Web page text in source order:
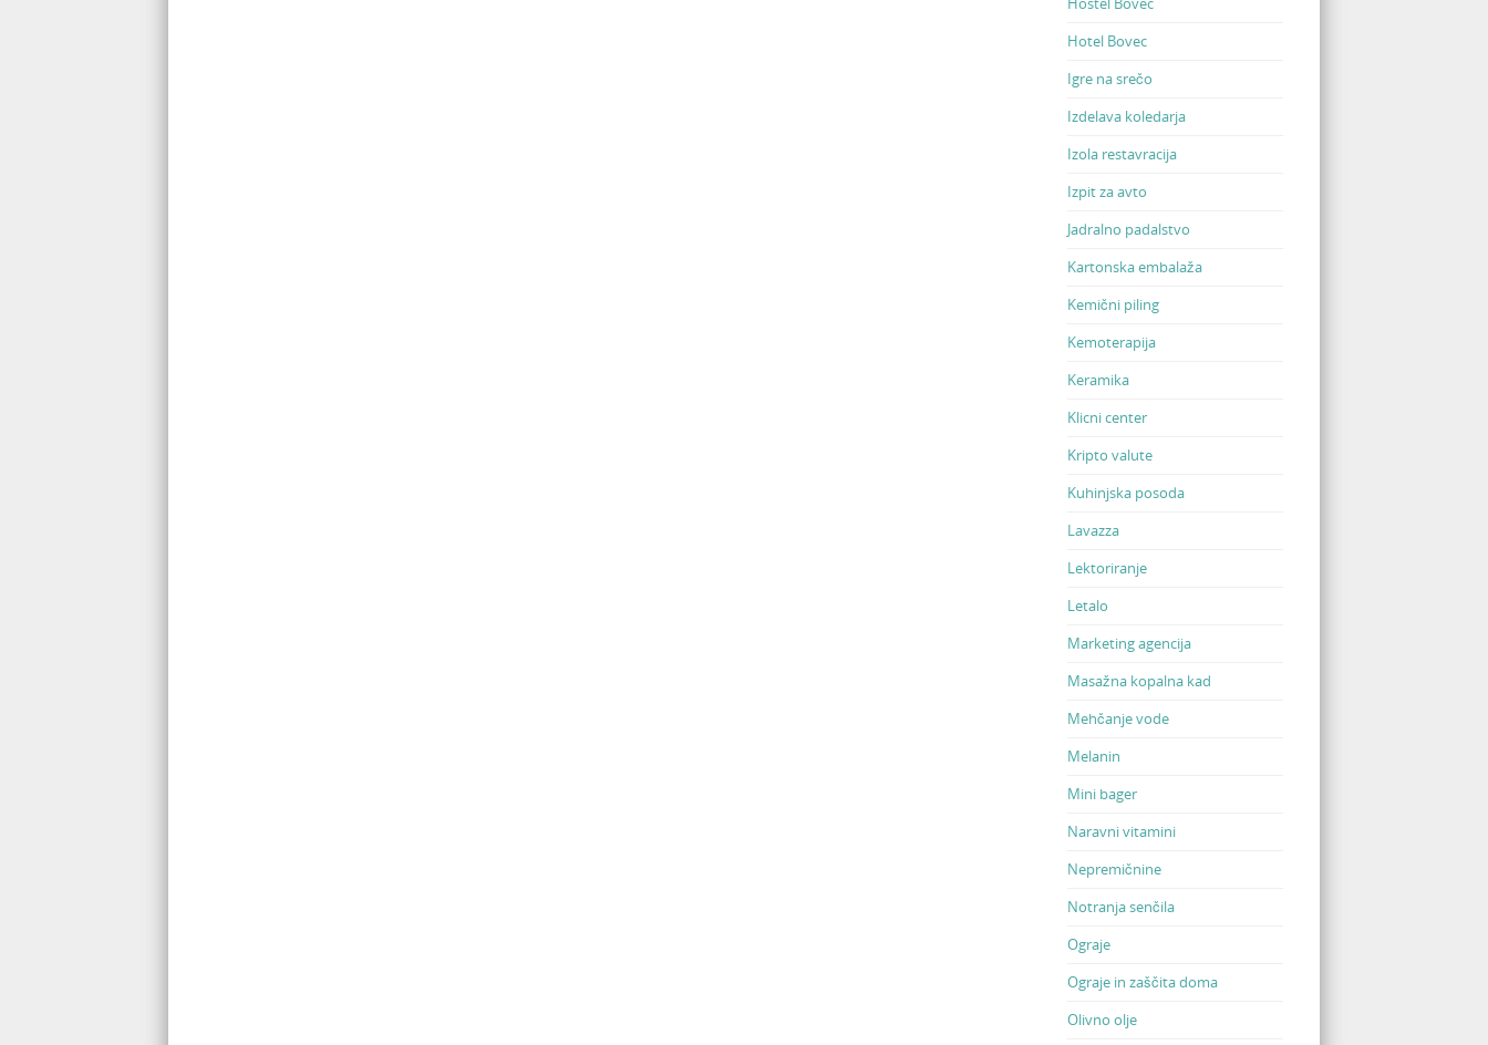
Hotel Bovec
Igre na srečo
Izdelava koledarja
Izola restavracija
Izpit za avto
Jadralno padalstvo
Kartonska embalaža
Kemični piling
Kemoterapija
Keramika
Klicni center
Kripto valute
Kuhinjska posoda
Lavazza
Lektoriranje
Letalo
Marketing agencija
Masažna kopalna kad
Mehčanje vode
Melanin
Mini bager
Naravni vitamini
Nepremičnine
Notranja senčila
Ograje
Ograje in zaščita doma
Olivno olje